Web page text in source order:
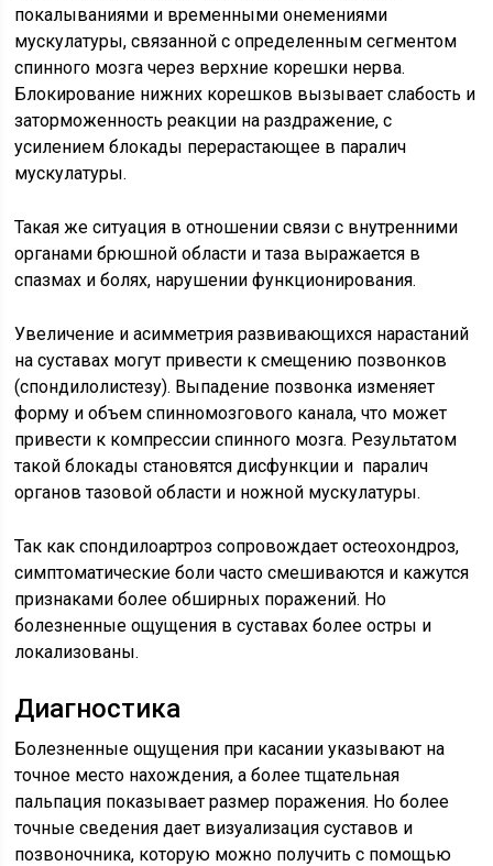
покалываниями и временными онемениями
мускулатуры, связанной с определенным сегментом
спинного мозга через верхние корешки нерва.
Блокирование нижних корешков вызывает слабость и
заторможенность реакции на раздражение, с
усилением блокады перерастающее в паралич
мускулатуры.
Такая же ситуация в отношении связи с внутренними
органами брюшной области и таза выражается в
спазмах и болях, нарушении функционирования.
Увеличение и асимметрия развивающихся нарастаний
на суставах могут привести к смещению позвонков
(спондилолистезу). Выпадение позвонка изменяет
форму и объем спинномозгового канала, что может
привести к компрессии спинного мозга. Результатом
такой блокады становятся дисфункции и паралич
органов тазовой области и ножной мускулатуры.
Так как спондилоартроз сопровождает остеохондроз,
симптоматические боли часто смешиваются и кажутся
признаками более обширных поражений. Но
болезненные ощущения в суставах более остры и
локализованы.
Диагностика
Болезненные ощущения при касании указывают на
точное место нахождения, а более тщательная
пальпация показывает размер поражения. Но более
точные сведения дает визуализация суставов и
позвоночника, которую можно получить с помощью